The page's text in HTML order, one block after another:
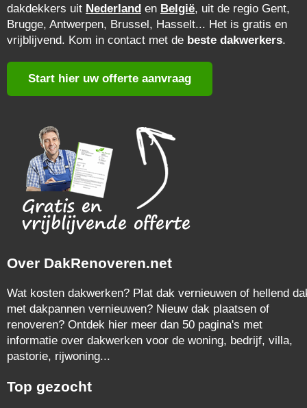
dakdekkers uit Nederland en België, uit de regio Gent,
Brugge, Antwerpen, Brussel, Hasselt... Het is gratis en
vrijblijvend. Kom in contact met de beste dakwerkers.
Start hier uw offerte aanvraag
Over DakRenoveren.net
Wat kosten dakwerken? Plat dak vernieuwen of hellend
met dakpannen vernieuwen? Nieuw dak plaatsen of
renoveren? Ontdek hier meer dan 50 pagina's met
informatie over dakwerken voor de woning, bedrijf, villa,
pastorie, rijwoning...
Top gezocht